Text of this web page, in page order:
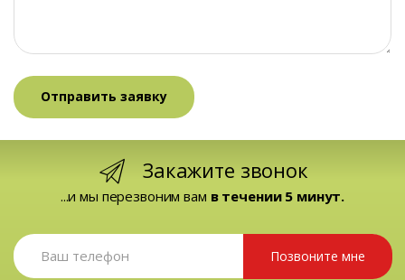
Закажите звонок
...и мы перезвоним вам в течении 5 минут.
Позвоните мне